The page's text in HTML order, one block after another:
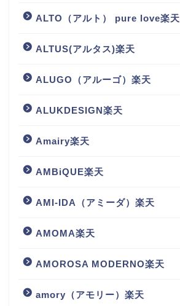
ALTO（アルト） pure love楽天
ALTUS(アルタス)楽天
ALUGO（アルーゴ）楽天
ALUKDESIGN楽天
Amairy楽天
AMBiQUE楽天
AMI-IDA（アミーダ）楽天
AMOMA楽天
AMOROSA MODERNO楽天
amory（アモリー）楽天